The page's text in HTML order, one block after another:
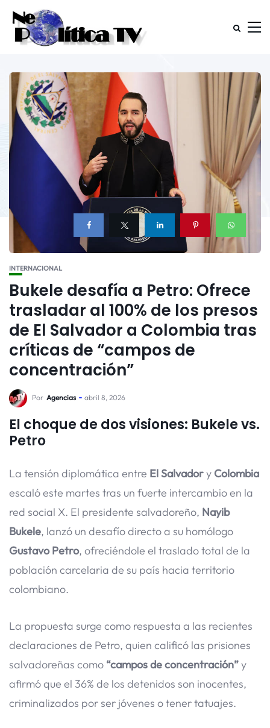
INTERNACIONAL
Bukele desafía a Petro: Ofrece
trasladar al 100% de los presos
de El Salvador a Colombia tras
críticas de “campos de
concentración”
Por Agencias abril 8, 2026
El choque de dos visiones: Bukele vs.
Petro
La tensión diplomática entre El Salvadory Colombia
escaló este martes tras un fuerte intercambio en la
red social X. El presidente salvadoreño, Nayib
Bukele, lanzó un desafío directo a su homólogo
Gustavo Petro, ofreciéndole el traslado total de la
población carcelaria de su país hacia territorio
colombiano.
La propuesta surge como respuesta a las recientes
declaraciones de Petro, quien calificó las prisiones
salvadoreñas como “campos de concentración”y
afirmó que el 36% de los detenidos son inocentes,
criminalizados por ser jóvenes o tener tatuajes.